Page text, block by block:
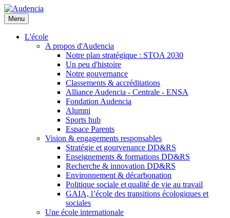
Aller
au
contenu
principal
Menu
L'école
A propos d'Audencia
Notre plan stratégique : STOA 2030
Un peu d'histoire
Notre gouvernance
Classements & accréditations
Alliance Audencia - Centrale - ENSA
Fondation Audencia
Alumni
Sports hub
Espace Parents
Vision & engagements responsables
Stratégie et gourvenance DD&RS
Enseignements & formations DD&RS
Recherche & innovation DD&RS
Environnement & décarbonation
Politique sociale et qualité de vie au travail
GAIA, l’école des transitions écologiques et
sociales
Une école internationale